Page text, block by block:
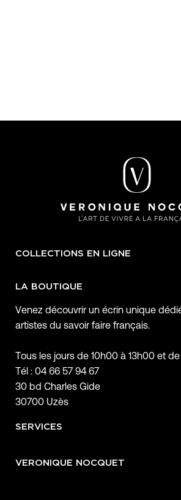
COLLECTIONS EN LIGNE
LA BOUTIQUE
Venez découvrir un écrin unique
artistes du savoir faire français.
Tous les jours de 10h00 à 13h00 et
Tél : 04 66 57 94 67
30 bd Charles Gide
30700 Uzès
SERVICES
VERONIQUE NOCQUET